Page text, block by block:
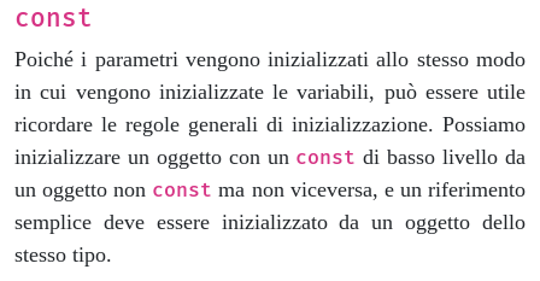
const
Poiché i parametri vengono inizializzati allo stesso modo
in cui vengono inizializzate le variabili, può essere utile
ricordare le regole generali di inizializzazione. Possiamo
inizializzare un oggetto con un const di basso livello da
un oggetto non const ma non viceversa, e un riferimento
semplice deve essere inizializzato da un oggetto dello
stesso tipo.